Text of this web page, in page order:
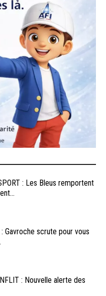
: Les Bleus remportent
Gavroche scrute pour vous
: Nouvelle alerte des